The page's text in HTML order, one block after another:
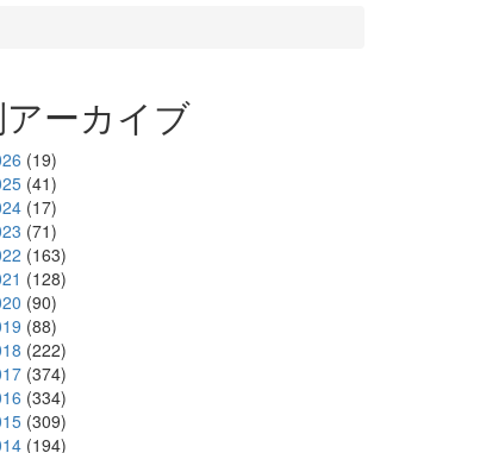
ーカイブ
(19)
(41)
(17)
(71)
(163)
(128)
(90)
(88)
(222)
(374)
(334)
(309)
(194)